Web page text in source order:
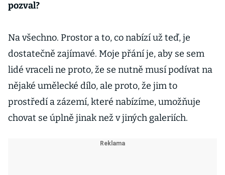
pozval?
Na všechno. Prostor a to, co nabízí už teď, je
dostatečně zajímavé. Moje přání je, aby se sem
lidé vraceli ne proto, že se nutně musí podívat na
nějaké umělecké dílo, ale proto, že jim to
prostředí a zázemí, které nabízíme, umožňuje
chovat se úplně jinak než v jiných galeriích.